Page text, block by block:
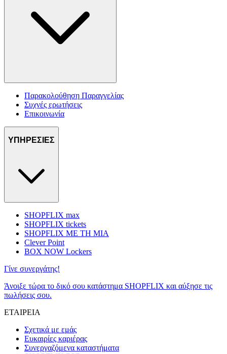
Παρακολούθηση Παραγγελίας
Συχνές ερωτήσεις
Επικοινωνία
ΥΠΗΡΕΣΙΕΣ
SHOPFLIX max
SHOPFLIX tickets
SHOPFLIX ΜΕ ΤΗ ΜΙΑ
Clever Point
BOX NOW Lockers
Γίνε συνεργάτης!
Άνοιξε τώρα το δικό σου κατάστημα SHOPFLIX και αύξησε τις
πωλήσεις σου.
ΕΤΑΙΡΕΙΑ
Σχετικά με εμάς
Ευκαιρίες καριέρας
Συνεργαζόμενα καταστήματα